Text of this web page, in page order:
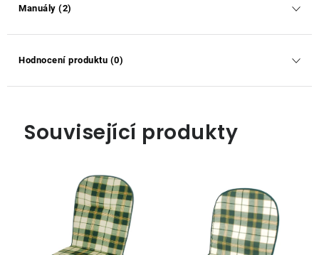
Manuály (2)
Hodnocení produktu (0)
Související produkty